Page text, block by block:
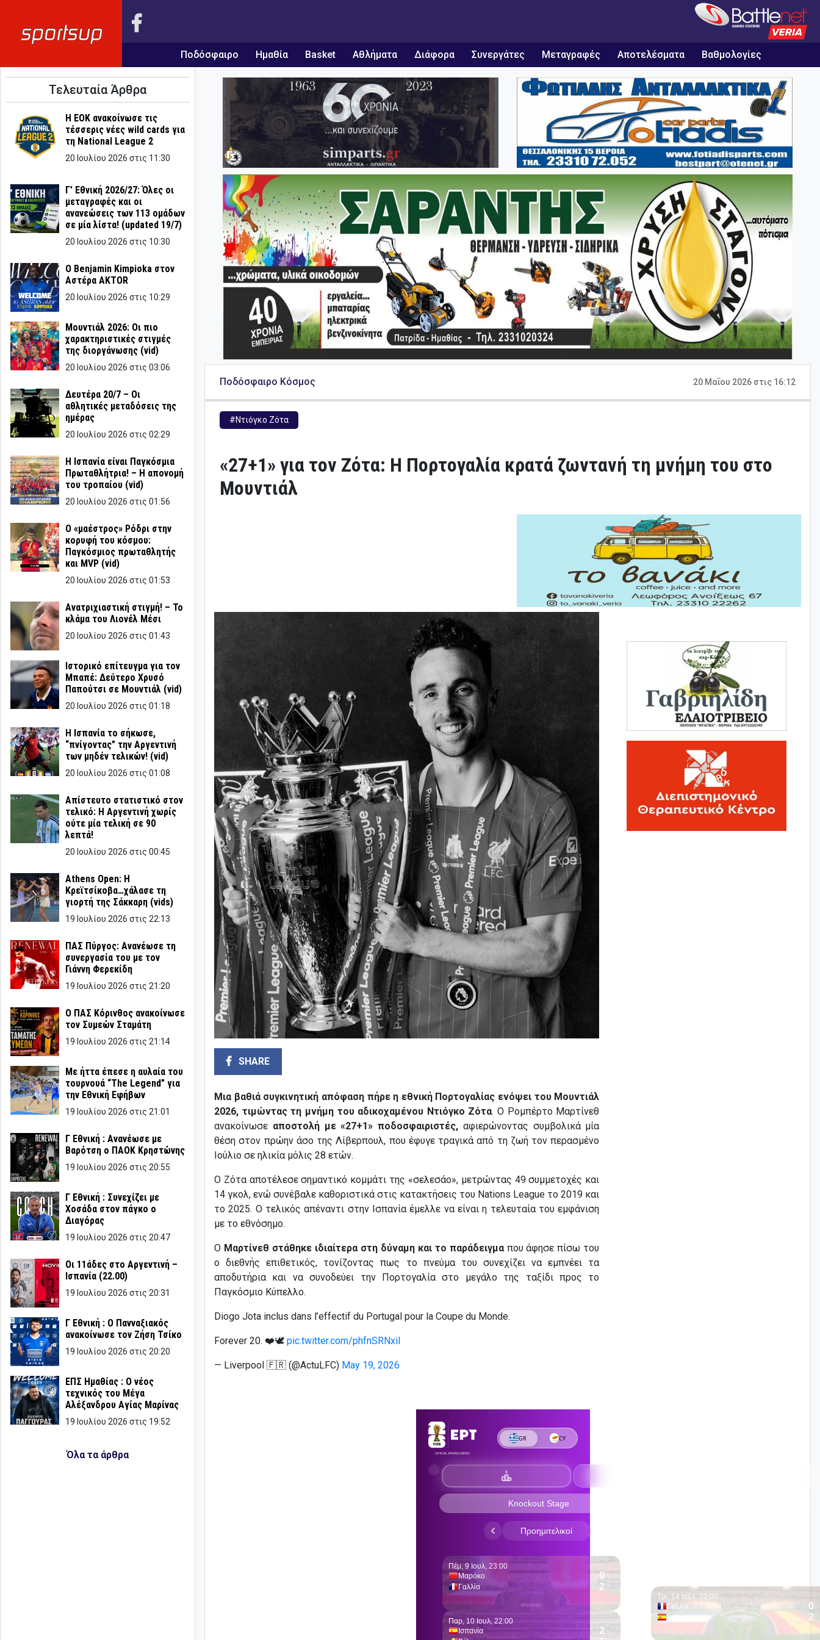
Ποδόσφαιρο Ημαθία Basket Αθλήματα Διάφορα Συνεργάτες Μεταγραφές Αποτελέσματα Βαθμολογίες
Τελευταία Άρθρα
Η ΕΟΚ ανακοίνωσε τις
τέσσερις νέες wild cards για
τη National League 2
20 Ιουλίου 2026 στις 11:30
Γ’ Εθνική 2026/27: Όλες οι
μεταγραφές και οι
ανανεώσεις των 113 ομάδων
σε μία λίστα! (updated 19/7)
20 Ιουλίου 2026 στις 10:30
Ο Benjamin Kimpioka στον
Αστέρα AKTOR
20 Ιουλίου 2026 στις 10:29
Μουντιάλ 2026: Οι πιο
χαρακτηριστικές στιγμές
της διοργάνωσης (vid)
20 Ιουλίου 2026 στις 03:06
Δευτέρα 20/7 – Οι
αθλητικές μεταδόσεις της
ημέρας
20 Ιουλίου 2026 στις 02:29
Η Ισπανία είναι Παγκόσμια
Πρωταθλήτρια! – Η απονομή
του τροπαίου (vid)
20 Ιουλίου 2026 στις 01:56
Ο «μαέστρος» Ρόδρι στην
κορυφή του κόσμου:
Παγκόσμιος πρωταθλητής
και MVP (vid)
20 Ιουλίου 2026 στις 01:53
Ανατριχιαστική στιγμή! – Το
κλάμα του Λιονέλ Μέσι
20 Ιουλίου 2026 στις 01:43
Ιστορικό επίτευγμα για τον
Μπαπέ: Δεύτερο Χρυσό
Παπούτσι σε Μουντιάλ (vid)
20 Ιουλίου 2026 στις 01:18
Η Ισπανία το σήκωσε,
“πνίγοντας” την Αργεντινή
των μηδέν τελικών! (vid)
20 Ιουλίου 2026 στις 01:08
Απίστευτο στατιστικό στον
τελικό: Η Αργεντινή χωρίς
ούτε μία τελική σε 90
λεπτά!
20 Ιουλίου 2026 στις 00:45
Athens Open: Η
Κρεϊτσίκοβα…χάλασε τη
γιορτή της Σάκκαρη (vids)
19 Ιουλίου 2026 στις 22:13
ΠΑΣ Πύργος: Ανανέωσε τη
συνεργασία του με τον
Γιάννη Φερεκίδη
19 Ιουλίου 2026 στις 21:20
Ο ΠΑΣ Κόρινθος ανακοίνωσε
τον Συμεών Σταμάτη
19 Ιουλίου 2026 στις 21:14
Με ήττα έπεσε η αυλαία του
τουρνουά “The Legend” για
την Εθνική Εφήβων
19 Ιουλίου 2026 στις 21:01
Γ Εθνική : Ανανέωσε με
Βαρότση ο ΠΑΟΚ Κρηστώνης
19 Ιουλίου 2026 στις 20:55
Γ Εθνική : Συνεχίζει με
Χοσάδα στον πάγκο ο
Διαγόρας
19 Ιουλίου 2026 στις 20:47
Οι 11άδες στο Αργεντινή –
Ισπανία (22.00)
19 Ιουλίου 2026 στις 20:31
Γ Εθνική : Ο Πανναξιακός
ανακοίνωσε τον Ζήση Τσίκο
19 Ιουλίου 2026 στις 20:20
ΕΠΣ Ημαθίας : Ο νέος
τεχνικός του Μέγα
Αλέξανδρου Αγίας Μαρίνας
19 Ιουλίου 2026 στις 19:52
Όλα τα άρθρα
Ποδόσφαιρο Κόσμος 20 Μαΐου 2026 στις 16:12
#Ντιόγκο Ζότα
«27+1» για τον Ζότα: Η Πορτογαλία κρατά ζωντανή τη μνήμη του στο
Μουντιάλ
SHARE
Μια βαθιά συγκινητική απόφαση πήρε η εθνική Πορτογαλίας ενόψει του Μουντιάλ
2026, τιμώντας τη μνήμη του αδικοχαμένου Ντιόγκο Ζότα. Ο Ρομπέρτο Μαρτίνεθ
ανακοίνωσε αποστολή με «27+1» ποδοσφαιριστές, αφιερώνοντας συμβολικά μία
θέση στον πρώην άσο της Λίβερπουλ, που έφυγε τραγικά από τη ζωή τον περασμένο
Ιούλιο σε ηλικία μόλις 28 ετών.
Ο Ζότα αποτέλεσε σημαντικό κομμάτι της «σελεσάο», μετρώντας 49 συμμετοχές και
14 γκολ, ενώ συνέβαλε καθοριστικά στις κατακτήσεις του Nations League το 2019 και
το 2025. Ο τελικός απέναντι στην Ισπανία έμελλε να είναι η τελευταία του εμφάνιση
με το εθνόσημο.
Ο Μαρτίνεθ στάθηκε ιδιαίτερα στη δύναμη και το παράδειγμαπου άφησε πίσω του
ο διεθνής επιθετικός, τονίζοντας πως το πνεύμα του συνεχίζει να εμπνέει τα
αποδυτήρια και να συνοδεύει την Πορτογαλία στο μεγάλο της ταξίδι προς το
Παγκόσμιο Κύπελλο.
Diogo Jota inclus dans l’effectif du Portugal pour la Coupe du Monde.
Forever 20. ❤️🕊 pic.twitter.com/phfnSRNxiI
— Liverpool 🇫🇷 (@ActuLFC) May 19, 2026